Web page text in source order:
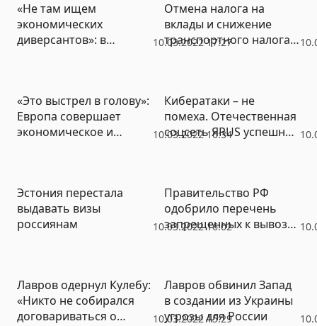
10.03.2022 17:27
«Не там ищем
экономических
диверсантов»: в
Отмена налога на
вклады и снижение
транспортного налога:
10.03.2022 16:34
«Это выстрел в голову»:
Европа совершает
экономическое и
Кибератаки – не
помеха. Отечественная
соцсеть ЯRUS успешно
10.03.2022 16:02
Эстония перестала
выдавать визы
россиянам
Правительство РФ
одобрило перечень
запрещенных к вывозу
10.03.2022 15:29
Лавров одернул Кулебу:
«Никто не собирался
договариваться о
Лавров обвинил Запад
в создании из Украины
угрозы для России